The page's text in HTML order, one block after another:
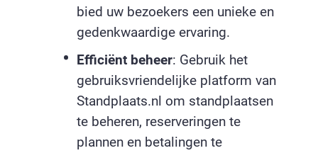
bied uw bezoekers een unieke en
gedenkwaardige ervaring.
Efficiënt beheer: Gebruik het
gebruiksvriendelijke platform van
Standplaats.nl om standplaatsen
te beheren, reserveringen te
plannen en betalingen te